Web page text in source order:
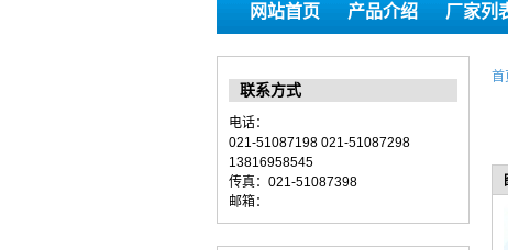
网站首页 产品介绍 厂家列
联系方式
电话：
021-51087198 021-51087298
13816958545
传真：021-51087398
邮箱：
首